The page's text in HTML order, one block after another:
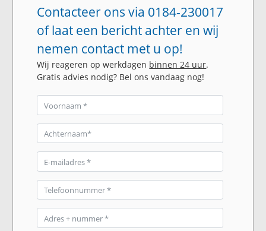
Contacteer ons via 0184-230017
of laat een bericht achter en wij
nemen contact met u op!
Wij reageren op werkdagen binnen 24 uur.
Gratis advies nodig? Bel ons vandaag nog!